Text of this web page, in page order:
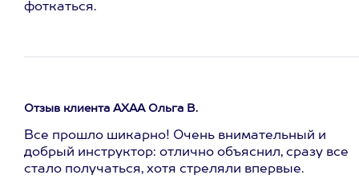
фоткаться.
Отзыв клиента АХАА Ольга В.
Все прошло шикарно! Очень внимательный и
добрый инструктор: отлично объяснил, сразу все
стало получаться, хотя стреляли впервые.